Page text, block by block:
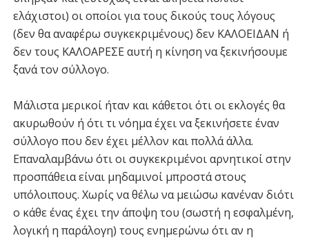
ελάχιστοι) οι οποίοι για τους δικούς τους λόγους
(δεν θα αναφέρω συγκεκριμένους) δεν ΚΑΛΟΕΙΔΑΝ ή
δεν τους ΚΑΛΟΑΡΕΣΕ αυτή η κίνηση να ξεκινήσουμε
ξανά τον σύλλογο.
Μάλιστα μερικοί ήταν και κάθετοι ότι οι εκλογές θα
ακυρωθούν ή ότι τι νόημα έχει να ξεκινήσετε έναν
σύλλογο που δεν έχει μέλλον και πολλά άλλα.
Επαναλαμβάνω ότι οι συγκεκριμένοι αρνητικοί στην
προσπάθεια είναι μηδαμινοί μπροστά στους
υπόλοιπους. Χωρίς να θέλω να μειώσω κανέναν διότι
ο κάθε ένας έχει την άποψη του (σωστή η εσφαλμένη,
λογική η παράλογη) τους ενημερώνω ότι αν η